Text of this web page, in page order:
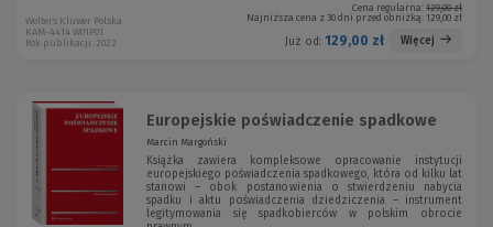
Cena regularna: 129,00 zł
Najniższa cena z 30 dni przed obniżką: 129,00 zł
Już od: 129,00 zł Więcej
Wolters Kluwer Polska
KAM-4414 W01P01
Rok publikacji: 2022
Europejskie poświadczenie spadkowe
Marcin Margoński
Książka zawiera kompleksowe opracowanie instytucji
europejskiego poświadczenia spadkowego, która od kilku lat
stanowi – obok postanowienia o stwierdzeniu nabycia
spadku i aktu poświadczenia dziedziczenia – instrument
legitymowania się spadkobierców w polskim obrocie